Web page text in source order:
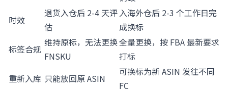
时效
退货入仓后 2-4 天评
估
入海外仓后 2-3 个工作日完
成换标
标签合规
维持原标，无法更换
FNSKU
全量更换，按 FBA 最新要求
打标
重新入库 只能放回原 ASIN
可换标为新 ASIN 发往不同
FC